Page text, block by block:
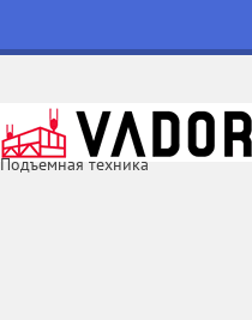
Подъемная техника